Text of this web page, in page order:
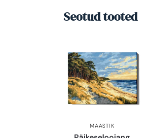
Seotud tooted
MAASTIK